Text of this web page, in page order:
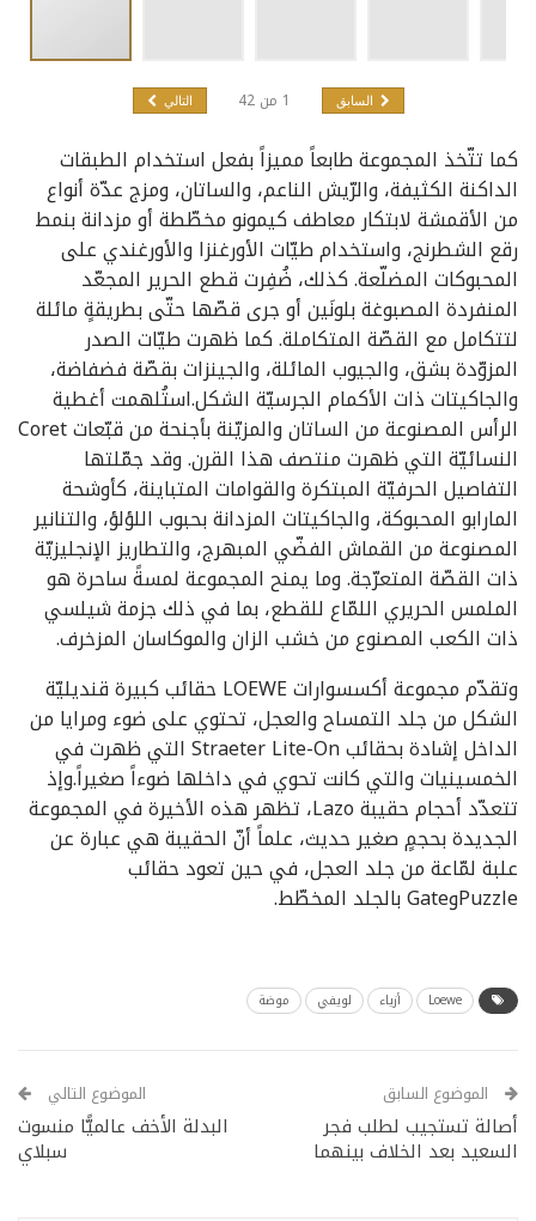
السابق 1 من42 التالي
كما تتّخذ المجموعة طابعاً مميزاً بفعل استخدام الطبقات
الداكنة الكثيفة، والرّيش الناعم، والساتان، ومزج عدّة أنواع
من الأقمشة لابتكار معاطف كيمونو مخطّطة أو مزدانة بنمط
رقع الشطرنج، واستخدام طيّات الأورغنزا والأورغندي على
المحبوكات المضلّعة. كذلك، ضُفِرت قطع الحرير المجعّد
المنفردة المصبوغة بلونَين أو جرى قصّها حتّى بطريقةٍ مائلة
لتتكامل مع القصّة المتكاملة. كما ظهرت طيّات الصدر
المزوّدة بشق، والجيوب المائلة، والجينزات بقصّة فضفاضة،
والجاكيتات ذات الأكمام الجرسيّة الشكل.استُلهمت أغطية
الرأس المصنوعة من الساتان والمزيّنة بأجنحة من قبّعات Coret
النسائيّة التي ظهرت منتصف هذا القرن. وقد جمّلتها
التفاصيل الحرفيّة المبتكرة والقوامات المتباينة، كأوشحة
المارابو المحبوكة، والجاكيتات المزدانة بحبوب اللؤلؤ، والتنانير
المصنوعة من القماش الفضّي المبهرج، والتطاريز الإنجليزيّة
ذات القصّة المتعرّجة. وما يمنح المجموعة لمسةً ساحرة هو
الملمس الحريري اللمّاع للقطع، بما في ذلك جزمة شيلسي
ذات الكعب المصنوع من خشب الزان والموكاسان المزخرف.
وتقدّم مجموعة أكسسوارات LOEWE حقائب كبيرة قنديليّة
الشكل من جلد التمساح والعجل، تحتوي على ضوء ومرايا من
الداخل إشادة بحقائب Straeter Lite-On التي ظهرت في
الخمسينيات والتي كانت تحوي في داخلها ضوءاً صغيراً.وإذ
تتعدّد أحجام حقيبة Lazo، تظهر هذه الأخيرة في المجموعة
الجديدة بحجمٍ صغير حديث، علماً أنّ الحقيبة هي عبارة عن
علبة لمّاعة من جلد العجل، في حين تعود حقائب
PuzzleوGate بالجلد المخطّط.
Loewe أزياء لويفي موضة
الموضوع السابق
أصالة تستجيب لطلب فجر
السعيد بعد الخلاف بينهما
الموضوع التالي
البدلة الأخف عالميًّا منسوت
سبلاي